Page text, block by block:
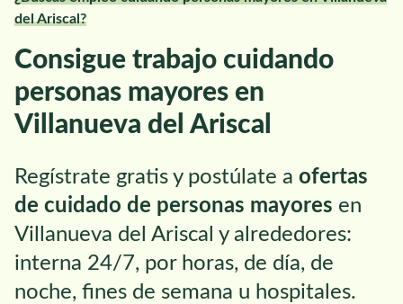
del Ariscal?
Consigue trabajo cuidando
personas mayores en
Villanueva del Ariscal
Regístrate gratis y postúlate a ofertas
de cuidado de personas mayores en
Villanueva del Ariscal y alrededores:
interna 24/7, por horas, de día, de
noche, fines de semana u hospitales.